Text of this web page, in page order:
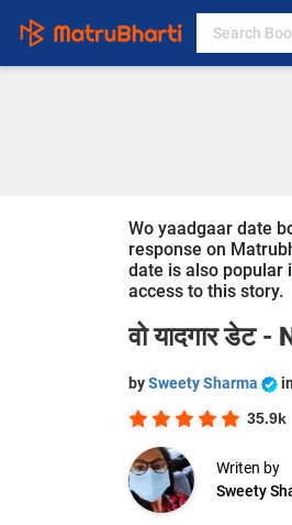
Wo yaadgaar date
response on
date is also popular
access to this story.
वो यादगार डेट -
bySweety Sharma in
35.9k
Writen by
Sweety